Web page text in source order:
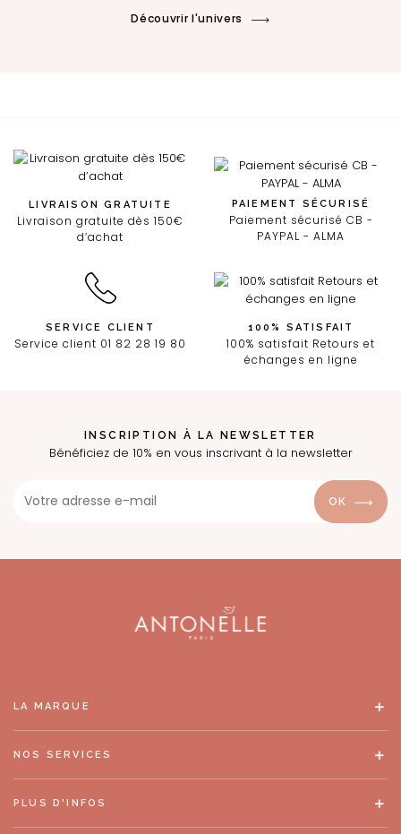
Découvrir l'univers
LIVRAISON GRATUITE
Livraison gratuite dès 150€
d’achat
PAIEMENT SÉCURISÉ
Paiement sécurisé CB -
PAYPAL - ALMA
SERVICE CLIENT
Service client 01 82 28 19 80
100% SATISFAIT
100% satisfait Retours et
échanges en ligne
INSCRIPTION À LA NEWSLETTER
Bénéficiez de 10% en vous inscrivant à la newsletter
OK
LA MARQUE
NOS SERVICES
PLUS D'INFOS